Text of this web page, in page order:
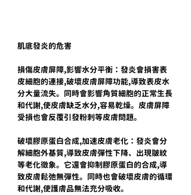
肌底發炎的危害
損傷皮膚屏障,影響水分平衡：發炎會損害表
皮細胞的連接,破壞皮膚屏障功能,導致表皮水
分大量流失。同時會影響角質細胞的正常生長
和代謝,使皮膚缺乏水分,容易乾燥。皮膚屏障
受損也會反覆引發粉刺等皮膚問題。
破壞膠原蛋白合成,加速皮膚老化：發炎會分
解細胞外基質,導致皮膚彈性下降、出現皺紋
等老化徵象。它還會抑制膠原蛋白的合成,導
致皮膚鬆弛無彈性。同時也會破壞皮膚的循環
和代謝,使護膚品無法充分吸收。